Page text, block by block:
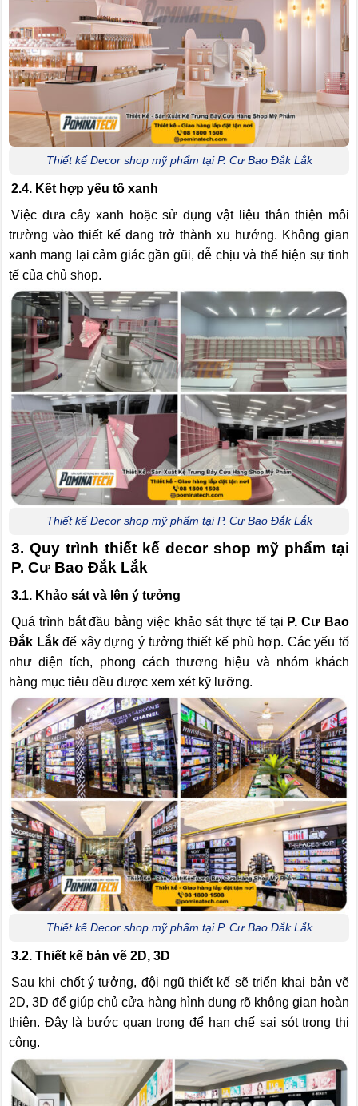
Thiết kế Decor shop mỹ phẩm tại P. Cư Bao Đắk Lắk
2.4. Kết hợp yếu tố xanh
Việc đưa cây xanh hoặc sử dụng vật liệu thân thiện môi
trường vào thiết kế đang trở thành xu hướng. Không gian
xanh mang lại cảm giác gần gũi, dễ chịu và thể hiện sự tinh
tế của chủ shop.
Thiết kế Decor shop mỹ phẩm tại P. Cư Bao Đắk Lắk
3. Quy trình thiết kế decor shop mỹ phẩm tại
P. Cư Bao Đắk Lắk
3.1. Khảo sát và lên ý tưởng
Quá trình bắt đầu bằng việc khảo sát thực tế tại P. Cư Bao
Đắk Lắkđể xây dựng ý tưởng thiết kế phù hợp. Các yếu tố
như diện tích, phong cách thương hiệu và nhóm khách
hàng mục tiêu đều được xem xét kỹ lưỡng.
Thiết kế Decor shop mỹ phẩm tại P. Cư Bao Đắk Lắk
3.2. Thiết kế bản vẽ 2D, 3D
Sau khi chốt ý tưởng, đội ngũ thiết kế sẽ triển khai bản vẽ
2D, 3D để giúp chủ cửa hàng hình dung rõ không gian hoàn
thiện. Đây là bước quan trọng để hạn chế sai sót trong thi
công.